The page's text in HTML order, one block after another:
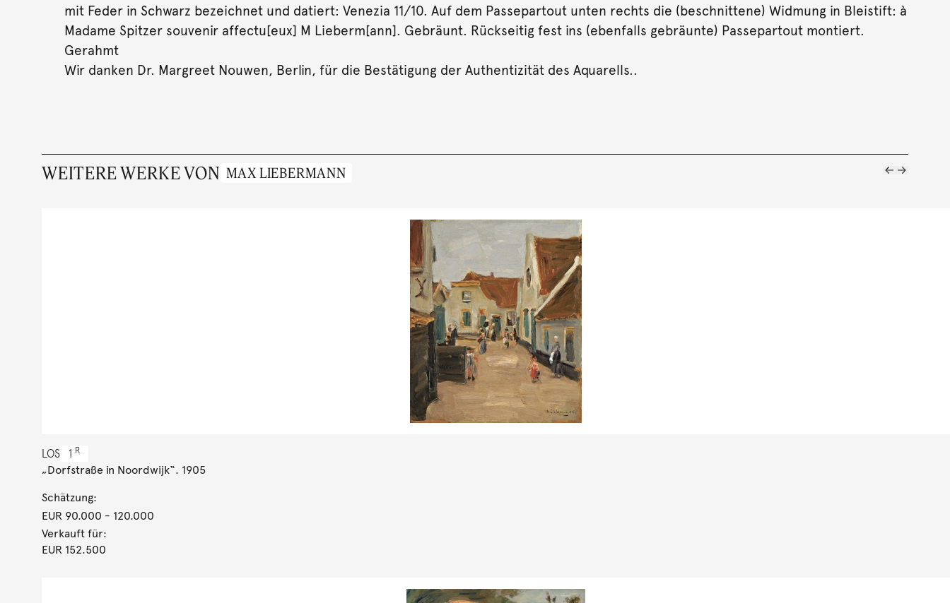
mit Feder in Schwarz bezeichnet und datiert: Venezia 11/10. Auf dem Passepartout unten rechts die (beschnittene) Widmung in Bleistift: à
Madame Spitzer souvenir affectu[eux] M Lieberm[ann]. Gebräunt. Rückseitig fest ins (ebenfalls gebräunte) Passepartout montiert.
Gerahmt
Wir danken Dr. Margreet Nouwen, Berlin, für die Bestätigung der Authentizität des Aquarells..
WEITERE WERKE VON MAX LIEBERMANN
LOS 1 R
„Dorfstraße in Noordwijk“. 1905
Schätzung:
EUR 90.000 - 120.000
Verkauft für:
EUR 152.500